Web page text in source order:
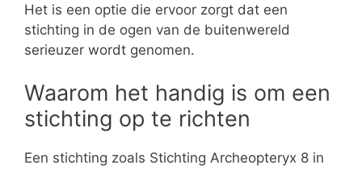
Het is een optie die ervoor zorgt dat een
stichting in de ogen van de buitenwereld
serieuzer wordt genomen.
Waarom het handig is om een
stichting op te richten
Een stichting zoals Stichting Archeopteryx 8 in